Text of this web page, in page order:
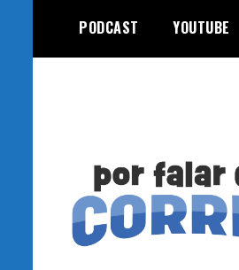
content
PODCAST YOUTUBE